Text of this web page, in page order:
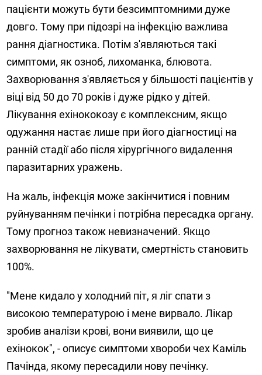
пацієнти можуть бути безсимптомними дуже
довго. Тому при підозрі на інфекцію важлива
рання діагностика. Потім з'являються такі
симптоми, як озноб, лихоманка, блювота.
Захворювання з'являється у більшості пацієнтів у
віці від 50 до 70 років і дуже рідко у дітей.
Лікування ехінококозу є комплексним, якщо
одужання настає лише при його діагностиці на
ранній стадії або після хірургічного видалення
паразитарних уражень.
На жаль, інфекція може закінчитися і повним
руйнуванням печінки і потрібна пересадка органу.
Тому прогноз також невизначений. Якщо
захворювання не лікувати, смертність становить
100%.
"Мене кидало у холодний піт, я ліг спати з
високою температурою і мене вирвало. Лікар
зробив аналізи крові, вони виявили, що це
ехінокок", - описує симптоми хвороби чех Каміль
Пачінда, якому пересадили нову печінку.